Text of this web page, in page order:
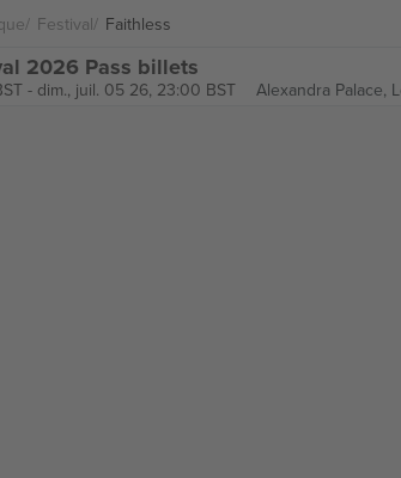
Festival Faithless
2026 Pass billets
- dim., juil. 05 26, 23:00 BST Alexandra Palace,